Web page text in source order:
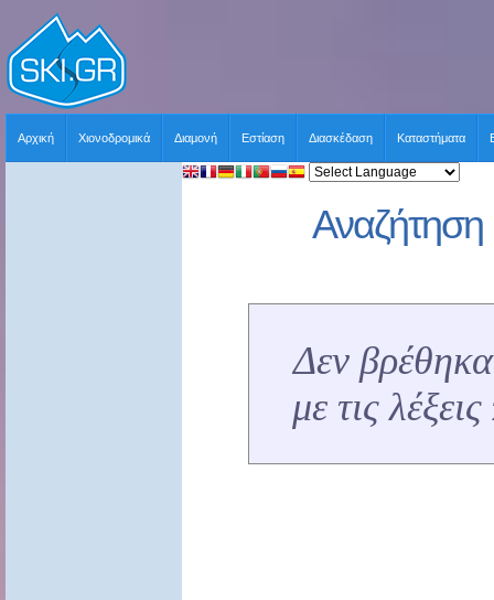
Αρχική Χιονοδρομικά Διαμονή Εστίαση Διασκέδαση Καταστήματα
Αναζήτηση
Δεν
με τις